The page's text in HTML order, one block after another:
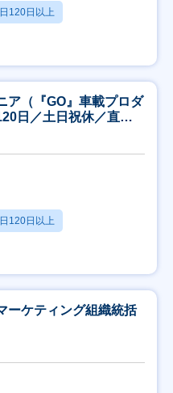
120日以上
ア（『GO』車載プロダ
日／土日祝休／直行
120日以上
ーケティング組織統括